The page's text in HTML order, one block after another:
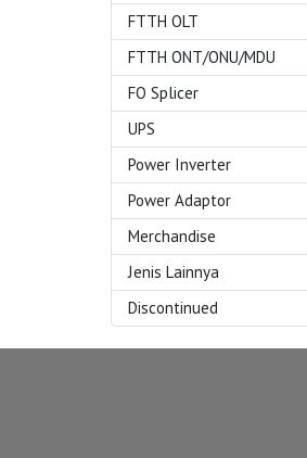
FTTH OLT
FTTH ONT/ONU/MDU
FO Splicer
UPS
Power Inverter
Power Adaptor
Merchandise
Jenis Lainnya
Discontinued